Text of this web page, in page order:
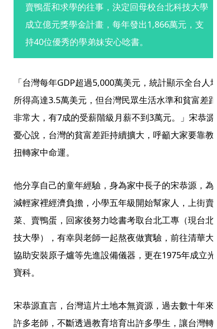
賣鴨蛋和求學的往事，決定回母校台北科技大學
成立億元獎學金計畫，每年發出1,866萬元，支
持40位優秀的學弟妹安心唸書。
「台灣每年GDP超過5,000萬美元，統計顯示全台人
所得高達3.5萬美元，但台灣民眾生活水準和貧富差距
非常大，有7成的受薪階級月薪不到3萬元。」宋恭源
憂心說，台灣的貧富差距持續擴大，呼籲大家要靠教
扭轉家中命運。
他分享自己的童年經驗，身為家中長子的宋恭源，為
減輕家裡經濟負擔，小學五年級開始幫家人，上街賣
菜、賣鴨蛋，回家後努力唸書考取台北工專（現台北
技大學），有幸與老師一起熬夜做實驗，前往清華大
協助安裝原子爐等先進設備儀器，更在1975年成立光
寶科。
宋恭源直言，台灣這片土地本無資源，過去數十年來
許多老師，不斷透過教育培育出許多學生，讓台灣轉